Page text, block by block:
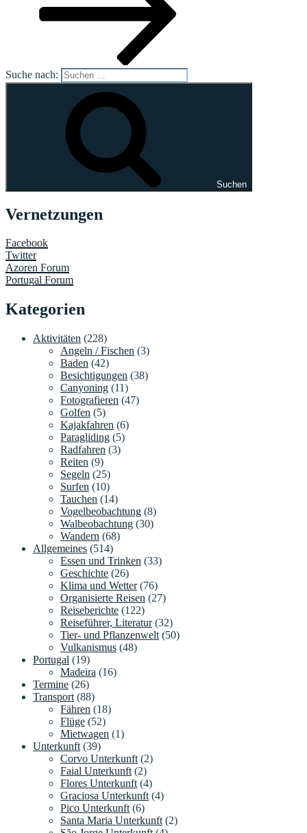
Suche nach:
Suchen
Vernetzungen
Facebook
Twitter
Azoren Forum
Portugal Forum
Kategorien
Aktivitäten (228)
Angeln / Fischen (3)
Baden (42)
Besichtigungen (38)
Canyoning (11)
Fotografieren (47)
Golfen (5)
Kajakfahren (6)
Paragliding (5)
Radfahren (3)
Reiten (9)
Segeln (25)
Surfen (10)
Tauchen (14)
Vogelbeobachtung (8)
Walbeobachtung (30)
Wandern (68)
Allgemeines (514)
Essen und Trinken (33)
Geschichte (26)
Klima und Wetter(76)
Organisierte Reisen (27)
Reiseberichte (122)
Reiseführer, Literatur(32)
Tier- und Pflanzenwelt (50)
Vulkanismus (48)
Portugal (19)
Madeira (16)
Termine (26)
Transport (88)
Fähren (18)
Flüge (52)
Mietwagen (1)
Unterkunft (39)
Corvo Unterkunft (2)
Faial Unterkunft (2)
Flores Unterkunft (4)
Graciosa Unterkunft (4)
Pico Unterkunft (6)
Santa Maria Unterkunft (2)